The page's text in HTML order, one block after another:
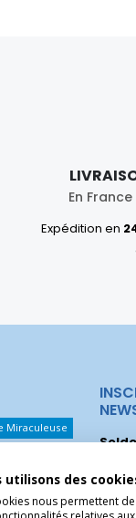
En
Expédition en
Miraculeuse
Les Noeuds
Thérèse
Christophe
nos
utilisons des
nous permettent